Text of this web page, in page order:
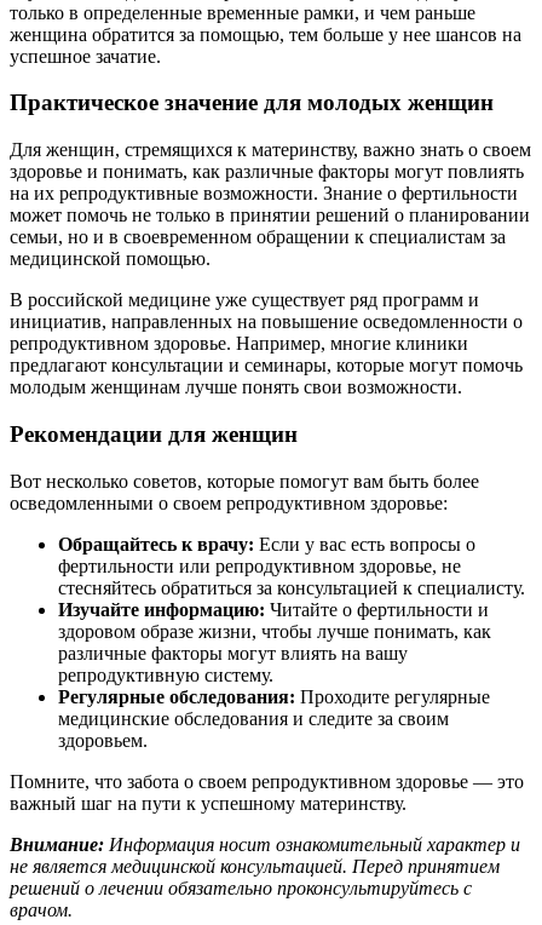
только в определенные временные рамки, и чем раньше
женщина обратится за помощью, тем больше у нее шансов на
успешное зачатие.
Практическое значение для молодых женщин
Для женщин, стремящихся к материнству, важно знать о своем
здоровье и понимать, как различные факторы могут повлиять
на их репродуктивные возможности. Знание о фертильности
может помочь не только в принятии решений о планировании
семьи, но и в своевременном обращении к специалистам за
медицинской помощью.
В российской медицине уже существует ряд программ и
инициатив, направленных на повышение осведомленности о
репродуктивном здоровье. Например, многие клиники
предлагают консультации и семинары, которые могут помочь
молодым женщинам лучше понять свои возможности.
Рекомендации для женщин
Вот несколько советов, которые помогут вам быть более
осведомленными о своем репродуктивном здоровье:
Обращайтесь к врачу: Если у вас есть вопросы о
фертильности или репродуктивном здоровье, не
стесняйтесь обратиться за консультацией к специалисту.
Изучайте информацию: Читайте о фертильности и
здоровом образе жизни, чтобы лучше понимать, как
различные факторы могут влиять на вашу
репродуктивную систему.
Регулярные обследования: Проходите регулярные
медицинские обследования и следите за своим
здоровьем.
Помните, что забота о своем репродуктивном здоровье — это
важный шаг на пути к успешному материнству.
Внимание: Информация носит ознакомительный характер и
не является медицинской консультацией. Перед принятием
решений о лечении обязательно проконсультируйтесь с
врачом.